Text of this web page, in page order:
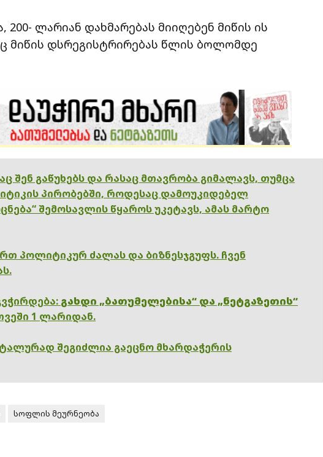
200- ლარიან დახმარებას მიიღებენ მიწის ის
დსრეგისტრირებას წლის ბოლომდე
შენ გაწუხებს და რასაც მთავრობა გიმალავს, თუმცა
პირობებში, როდესაც დამოუკიდებელ
შემოსავლის წყაროს უკეტავს, ამას მარტო
პოლიტიკურ ძალას და ბიზნესჯგუფს. ჩვენ
გახდი „ბათუმელებისა“ და „ნეტგაზეთის“
1 ლარიდან.
შეგიძლია გაეცნო მხარდაჭერის
სოფლის მეურნეობა